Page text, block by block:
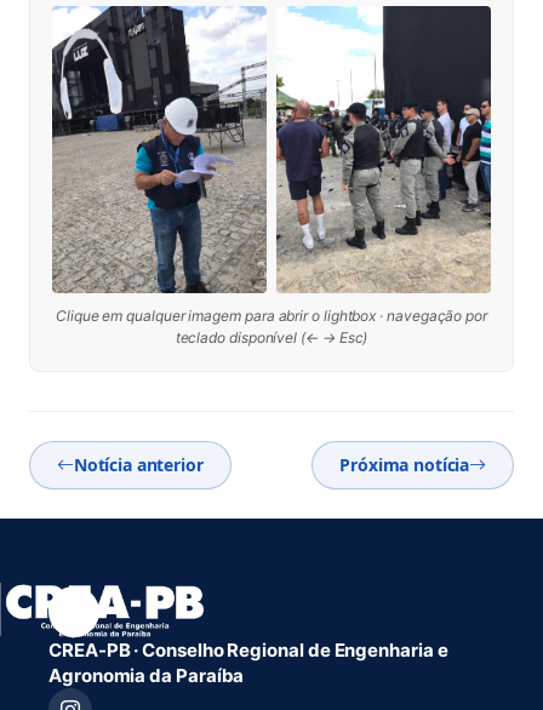
Clique em qualquer imagem para abrir o lightbox · navegação por
teclado disponível (← → Esc)
Notícia anterior Próxima notícia
CREA-PB · Conselho Regional de Engenharia e
Agronomia da Paraíba